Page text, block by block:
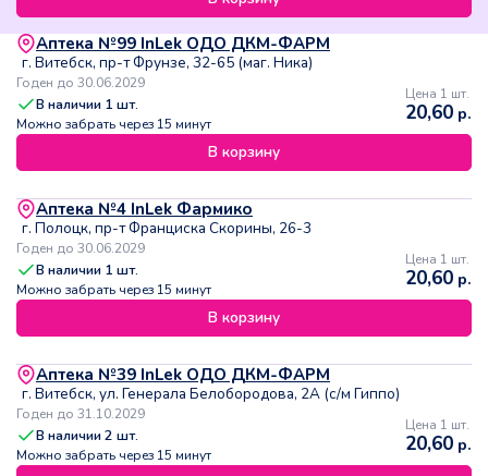
Аптека №99 InLek ОДО ДКМ-ФАРМ
г. Витебск, пр-т Фрунзе, 32-65 (маг. Ника)
Годен до 30.06.2029
В наличии 1 шт.
Можно забрать через 15 минут
Цена 1 шт.
20,60 р.
В корзину
Аптека №4 InLek Фармико
г. Полоцк, пр-т Франциска Скорины, 26-3
Годен до 30.06.2029
В наличии 1 шт.
Можно забрать через 15 минут
Цена 1 шт.
20,60 р.
В корзину
Аптека №39 InLek ОДО ДКМ-ФАРМ
г. Витебск, ул. Генерала Белобородова, 2А (с/м Гиппо)
Годен до 31.10.2029
В наличии2 шт.
Можно забрать через 15 минут
Цена 1 шт.
20,60 р.